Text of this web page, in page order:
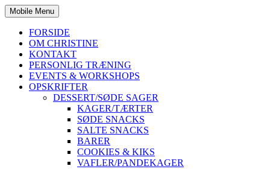
Mobile Menu
FORSIDE
OM CHRISTINE
KONTAKT
PERSONLIG TRÆNING
EVENTS & WORKSHOPS
OPSKRIFTER
DESSERT/SØDE SAGER
KAGER/TÆRTER
SØDE SNACKS
SALTE SNACKS
BARER
COOKIES & KIKS
VAFLER/PANDEKAGER